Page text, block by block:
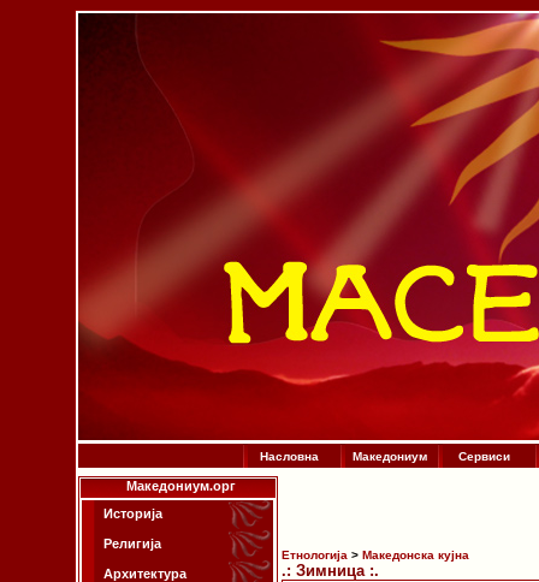
Насловна Македониум Сервиси
Македониум.орг
Историја
Религија
Архитектура
Етнологија > Македонска кујна
.: Зимница :.